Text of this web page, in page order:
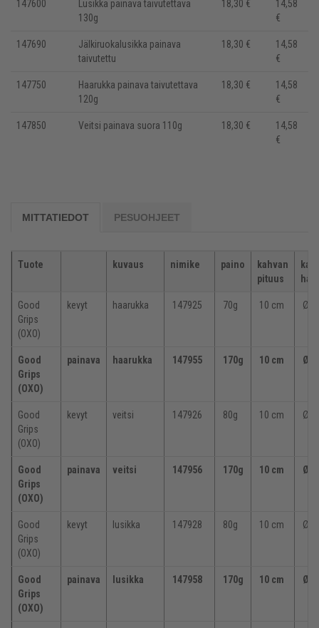
147600
Lusikka painava taivutettava
130g
18,30 €
14,58
€
147690
Jälkiruokalusikka painava
taivutettu
18,30 €
14,58
€
147750
Haarukka painava taivutettava
120g
18,30 €
14,58
€
147850 Veitsi painava suora 110g 18,30 €
14,58
€
MITTATIEDOT PESUOHJEET
Tuote kuvaus nimike paino
kahvan
pituus
Good
Grips
(OXO)
kevyt haarukka 147925 70g 10 cm Ø
Good
Grips
(OXO)
painava haarukka 147955 170g 10 cm Ø
Good
Grips
(OXO)
kevyt veitsi 147926 80g 10 cm Ø
Good
Grips
(OXO)
painava veitsi 147956 170g 10 cm Ø
Good
Grips
(OXO)
kevyt lusikka 147928 80g 10 cm Ø
Good
Grips
(OXO)
painava lusikka 147958 170g 10 cm Ø